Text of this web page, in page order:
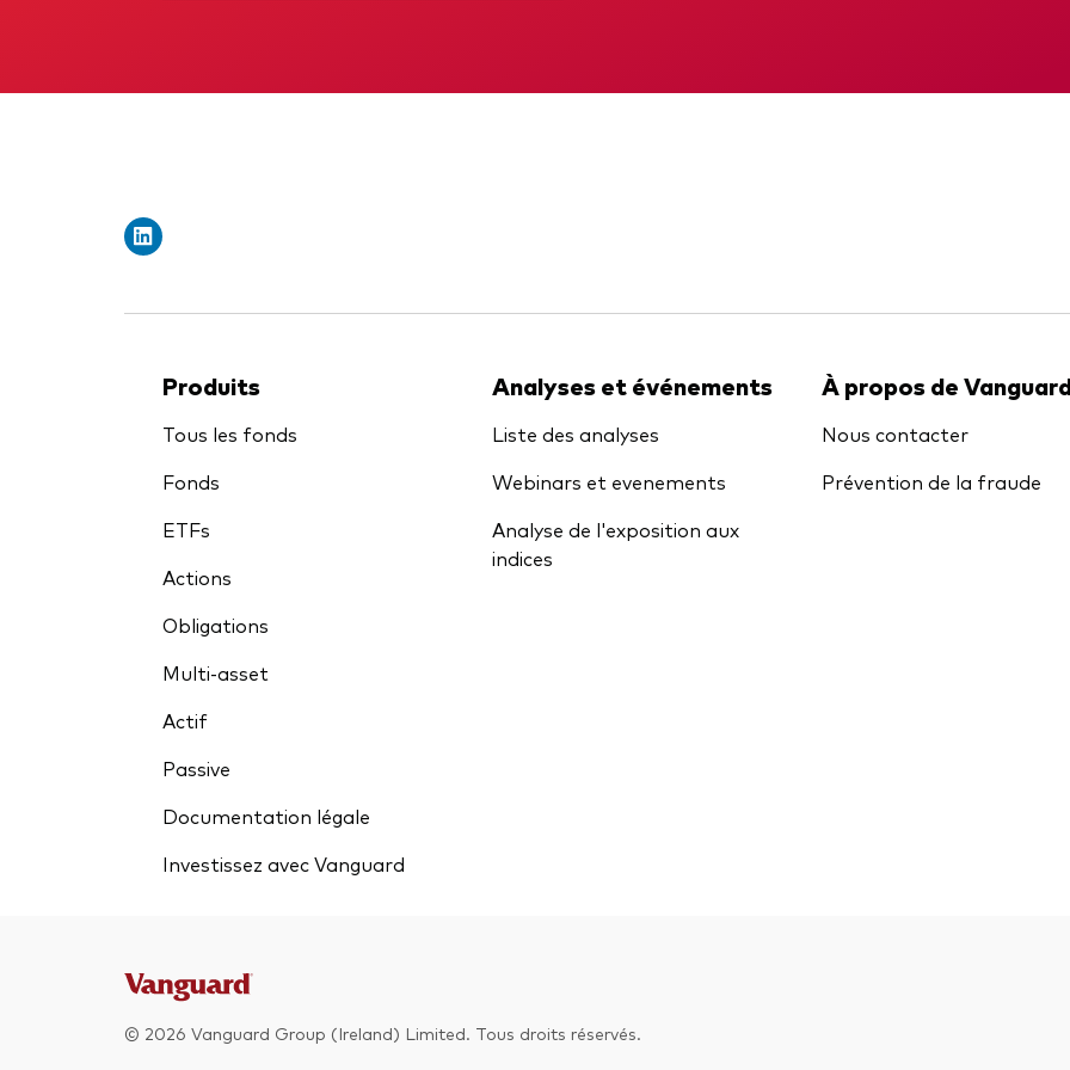
Produits
Tous les fonds
Fonds
ETFs
Actions
Obligations
Multi-asset
Actif
Passive
Documentation légale
Investissez avec Vanguard
Analyses et événements
Liste des analyses
Webinars et evenements
Analyse de l'exposition aux
indices
À propos de
Nous contacter
Prévention de la fraude
© 2026 Vanguard Group (Ireland) Limited. Tous droits réservés.